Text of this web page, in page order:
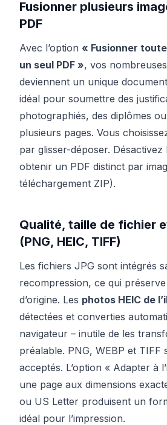
Fusionner plusieurs
PDF
Avec l’option « Fusionner
un seul PDF », vos
deviennent un unique
idéal pour soumettre des
photographiés, des diplômes
plusieurs pages. Vous
par glisser-déposer. Désactivez
obtenir un PDF distinct par
téléchargement ZIP).
Qualité, taille de fichier
(PNG, HEIC, TIFF)
Les fichiers JPG sont intégrés
recompression, ce qui
d’origine. Les photos HEIC de
détectées et converties
navigateur – inutile de les
préalable. PNG, WEBP et TIFF
acceptés. L’option « Adapter à
une page aux dimensions
ou US Letter produisent un
idéal pour l’impression.